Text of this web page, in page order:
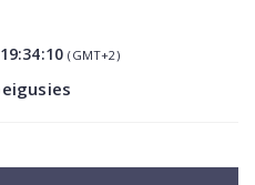
19:34:10 (GMT+2)